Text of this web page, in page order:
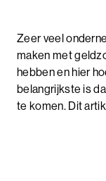
Zeer veel
maken met
hebben en hier
belangrijkste is
te komen. Dit